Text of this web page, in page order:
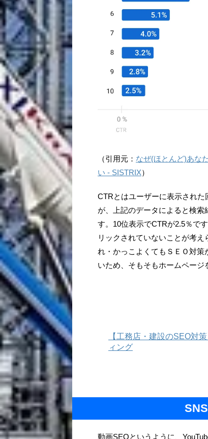
（引用元： なぜ(ほとんど)あな
い - SISTRIX）
CTRとはユーザーに表示され
が、上記のデータによると検索
す。10位表示でCTRが2.5％で
リックされていないことが考
れ・かっこよくてもＳＥＯ対
いため、そもそもホームページ
【工務店・建設のSEO対
ィング
動画SEOというように、